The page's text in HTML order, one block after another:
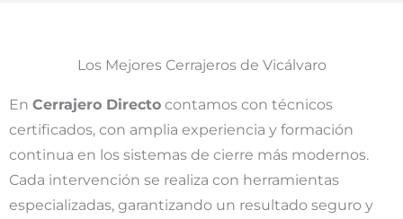
Los Mejores Cerrajeros de Vicálvaro
En Cerrajero Directo contamos con técnicos
certificados, con amplia experiencia y formación
continua en los sistemas de cierre más modernos.
Cada intervención se realiza con herramientas
especializadas, garantizando un resultado seguro y